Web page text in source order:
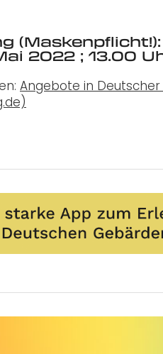
(Maskenpflicht!):
2022 ; 13.00
Angebote in